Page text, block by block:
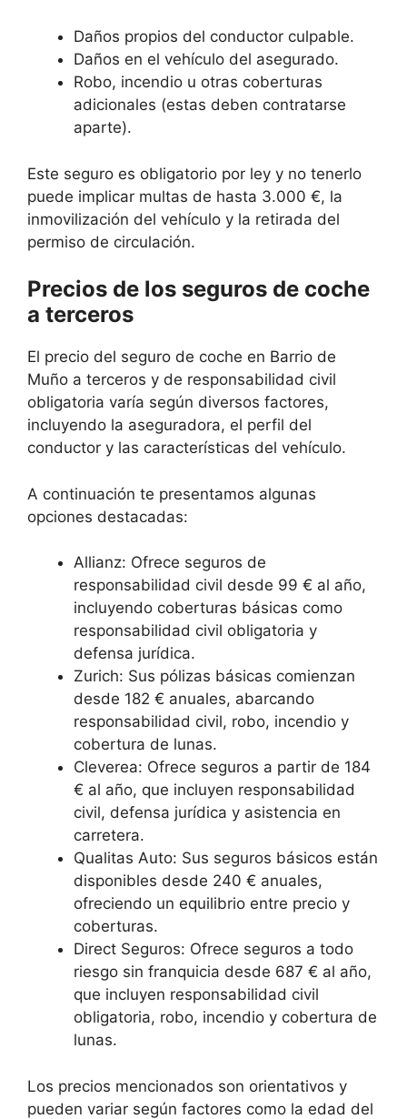
Daños propios del conductor culpable.
Daños en el vehículo del asegurado.
Robo, incendio u otras coberturas
adicionales (estas deben contratarse
aparte).
Este seguro es obligatorio por ley y no tenerlo
puede implicar multas de hasta 3.000 €, la
inmovilización del vehículo y la retirada del
permiso de circulación.
Precios de los seguros de coche
a terceros
El precio del seguro de coche en Barrio de
Muño a terceros y de responsabilidad civil
obligatoria varía según diversos factores,
incluyendo la aseguradora, el perfil del
conductor y las características del vehículo.
A continuación te presentamos algunas
opciones destacadas:
Allianz: Ofrece seguros de
responsabilidad civil desde 99 € al año,
incluyendo coberturas básicas como
responsabilidad civil obligatoria y
defensa jurídica.
Zurich: Sus pólizas básicas comienzan
desde 182 € anuales, abarcando
responsabilidad civil, robo, incendio y
cobertura de lunas.
Cleverea: Ofrece seguros a partir de 184
€ al año, que incluyen responsabilidad
civil, defensa jurídica y asistencia en
carretera.
Qualitas Auto: Sus seguros básicos están
disponibles desde 240 € anuales,
ofreciendo un equilibrio entre precio y
coberturas.
Direct Seguros: Ofrece seguros a todo
riesgo sin franquicia desde 687 € al año,
que incluyen responsabilidad civil
obligatoria, robo, incendio y cobertura de
lunas.
Los precios mencionados son orientativos y
pueden variar según factores como la edad del